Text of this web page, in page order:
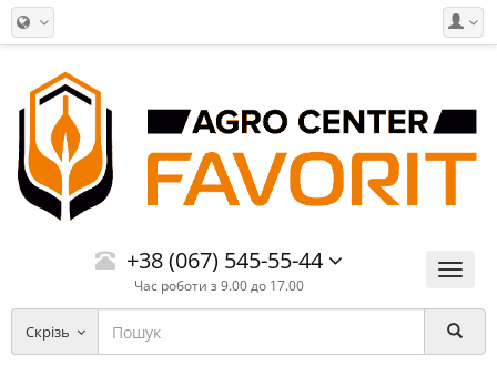
Меню
+38 (067) 545-55-44
Час роботи з 9.00 до 17.00
Скрізь